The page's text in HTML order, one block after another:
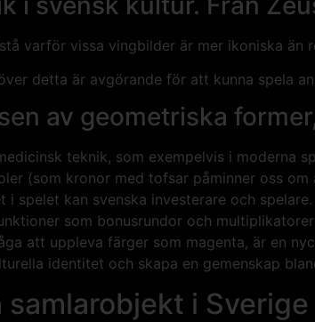
varför vissa vingbilder är mer ikoniska än
detta är avgörande för att kunna spela
av geometriska
teknik, som exempelvis i moderna
(som kronor med tofsar påminner oss om
spelet kan svenska investerare och spelare.
som bonusrundor och
att uppleva färger som magenta, är en
identitet och skapa en gemenskap
i Sverige